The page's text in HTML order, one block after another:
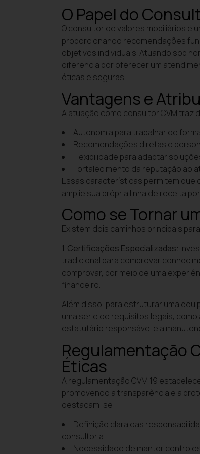
O Papel do
O consultor de valores mobiliários é
proporcionando recomendações
objetivos individuais. Atuando sob
diferencia por oferecer um
éticas e seguras.
Vantagens e
A atuação como consultor CVM traz
Autonomia para trabalhar de
Recomendações diretas e
Flexibilidade para adaptar
Fortalecimento da reputação ao
Essas características permitem que
amplie sua própria linha de receita
Como se Tornar
Existem dois caminhos principais
1. Certificações Especializadas:
tradicional para comprovar
comprovar, por meio de uma
financeiro.
Além disso, para estruturar uma
uma série de requisitos legais,
estatutário responsável e a
Regulamentação
Éticas
A regulamentação CVM 19
promovendo a transparência e a
destacam-se:
Definição clara das
consultoria;
Necessidade de manter